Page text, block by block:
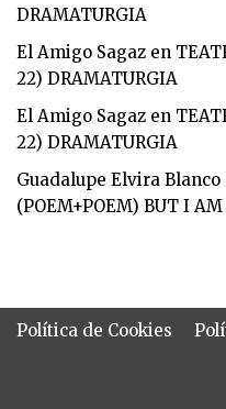
DRAMATURGIA
El Amigo Sagaz en
22) DRAMATURGIA
El Amigo Sagaz en
22) DRAMATURGIA
Guadalupe Elvira Blanco
(POEM+POEM) BUT I
Política de Cookies